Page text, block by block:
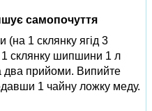
самопочуття
(на 1 склянку ягід 3
склянку шипшини 1 л
два прийоми. Випийте
1 чайну ложку меду.